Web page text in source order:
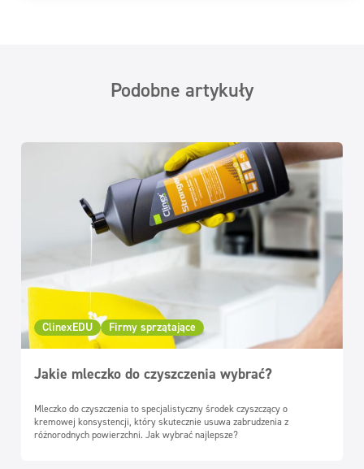
Podobne artykuły
ClinexEDU Firmy sprzątające
Jakie mleczko do czyszczenia wybrać?
Mleczko do czyszczenia to specjalistyczny środek czyszczący o
kremowej konsystencji, który skutecznie usuwa zabrudzenia z
różnorodnych powierzchni. Jak wybrać najlepsze?